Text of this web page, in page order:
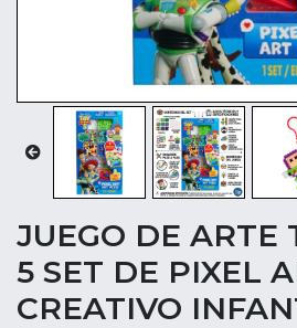
JUEGO DE ARTE
5 SET DE PIXEL
CREATIVO